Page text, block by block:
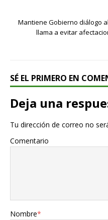
Mantiene Gobierno diálogo
llama a evitar
SÉ EL PRIMERO EN
Deja una
Tu dirección de correo no
Comentario
Nombre*